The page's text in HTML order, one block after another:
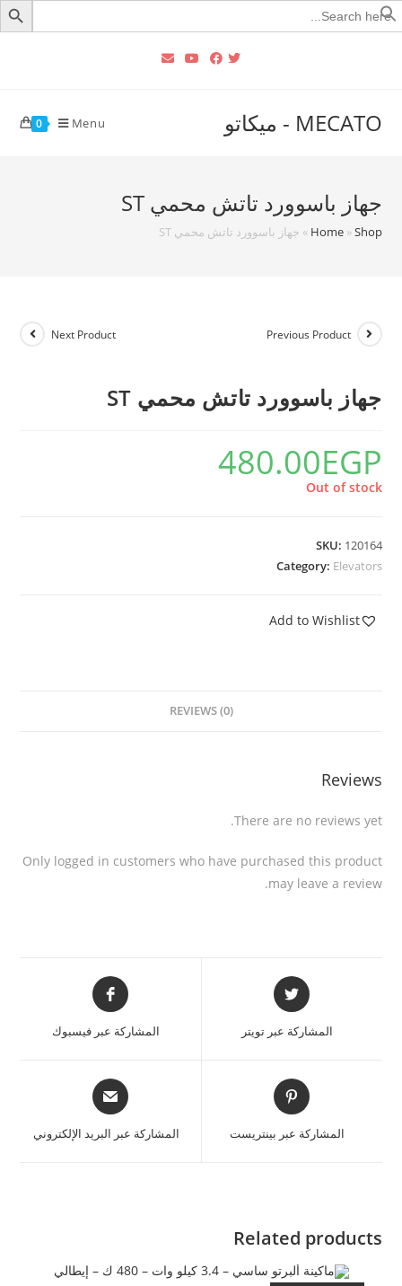
Search
for:
MECATO - ميكاتو 0 Menu
جهاز باسوورد تاتش محمي ST
Home»Shop
» جهاز باسوورد تاتش محمي ST
Previous Product
Next Product
جهاز باسوورد تاتش محمي ST
480.00EGP
Out of stock
SKU: 120164
Category: Elevators
Add to Wishlist
REVIEWS (0)
Reviews
There are no reviews yet.
Only logged in customers who have purchased this product
may leave a review.
المشاركة عبر تويتر المشاركة عبر فيسبوك
المشاركة عبر بينتريست المشاركة عبر البريد الإلكتروني
Related products